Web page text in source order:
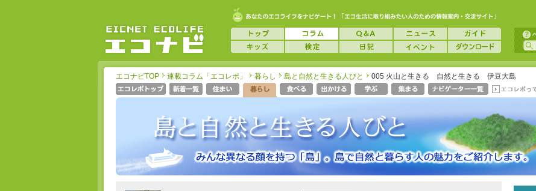
エコナビTOP 連載コラム「エコレポ」 暮らし 島と自然と生きる人びと 005 火山と生きる 自然と生きる 伊豆大島